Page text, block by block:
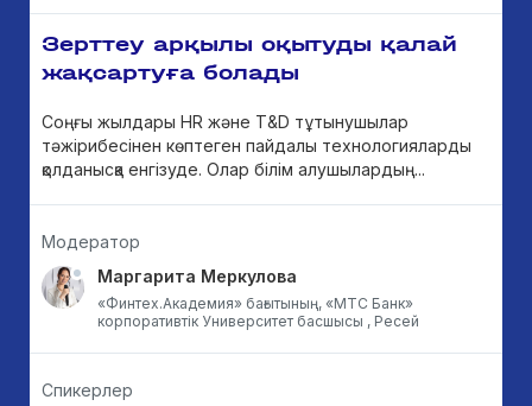
Зерттеу арқылы оқытуды қалай
жақсартуға болады
Соңғы жылдары HR және T&D тұтынушылар
тәжірибесінен көптеген пайдалы технологияларды
қолданысқа енгізуде. Олар білім алушылардың...
Модератор
Маргарита Меркулова
​​​​​​​«Финтех.Академия​​​​​​​» бағытының, «МТС Банк​​​​​​​»
корпоративтік Университет басшысы ​​​​​​​, Ресей
Спикерлер